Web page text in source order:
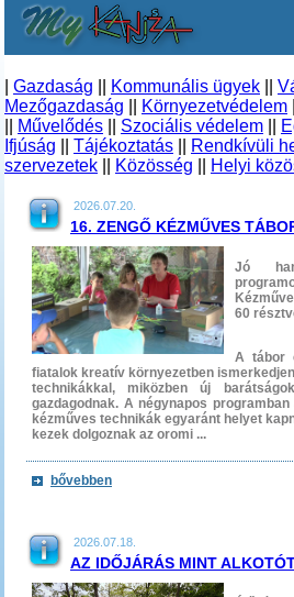
Gazdaság Kommunális ügyek
Mezőgazdaság
Környezetvédelem
Művelődés Szociális védelem
Ifjúság
Tájékoztatás Rendkívüli
szervezetek
Közösség Helyi
2026.07.20.
16. ZENGŐ KÉZMŰVES
Jó
60
A tábor
fiatalok kreatív környezetben
technikákkal, miközben új
gazdagodnak. A négynapos
kézműves technikák egyaránt helyet
kezek dolgoznak az oromi ...
bővebben
2026.07.18.
AZ IDŐJÁRÁS MINT